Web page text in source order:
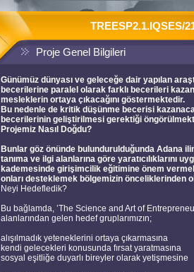
TREESP2.1.IQSES/
Proje Genel Bilgileri
Günümüz dünyası ve geleceğe dair yapılan
becerilerine paralel olarak farklı becerileri
mesleklerin ortaya çıkacağını göstermektedir.
Bu nedenle de kritik düşünme becerisi
becerilerinin geliştirilmesi gerektiği
Projemiz Nasıl Doğdu?
Bunlar göz önünde bulundurulduğunda Adana
tanıma ve ilgi alanlarına göre yaratıcılıklarını
kademesinde girişimcilik eğitimine önem
onları desteklemek bölgemizin önceliklerinden
Neyi Hedefledik?
Bu bağlamda, ’The Science and Art of
alanlarından gelen hedef gruplarımızın;
alışılmadık yeteneklerini ortaya çıkarmasına
kendi gelecekleri konusunda fırsat yaratmasına
sosyal eşitliğe duyarlı bireyler olarak yetişmesine